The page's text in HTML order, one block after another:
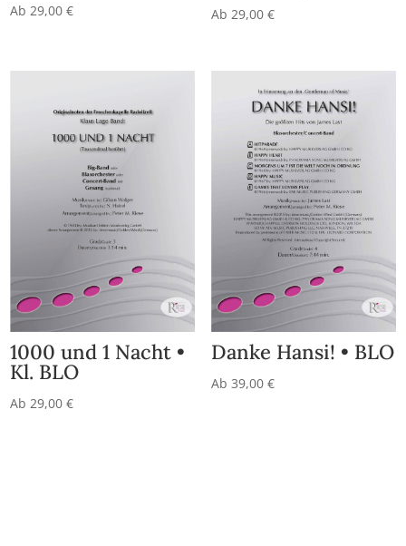
Ab 29,00€ Ab 29,00 €
1000 und 1 Nacht •
Kl. BLO
Ab 29,00€
Danke Hansi! • BLO
Ab 39,00 €